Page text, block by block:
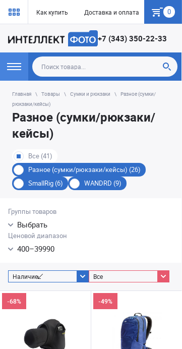
Как купить Доставка и оплата Гарантия
0
+7 (343) 350-22-33
Главная Товары Сумки и рюкзаки
Разное (сумки/
рюкзаки/кейсы)
Разное (сумки/рюкзаки/
кейсы)
Все (41)
Разное (сумки/рюкзаки/кейсы) (26)
SmallRig (6)
WANDRD (9)
Группы товаров
Выбрать
Ценовой диапазон
400–39990
Наличие Все
-68% -49%